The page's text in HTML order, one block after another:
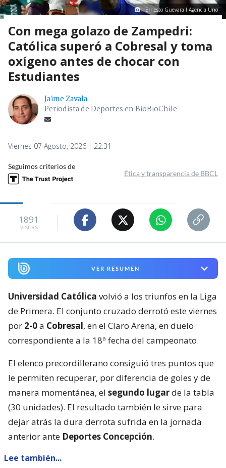
Ernesto Guevara I Agencia Uno
Con mega golazo de Zampedri:
Católica superó a Cobresal y toma
oxígeno antes de chocar con
Estudiantes
Jaime Zavala
Periodista de Deportes en BioBioChile
Viernes 07 Agosto, 2026 | 22:31
Seguimos criterios de
Ética y transparencia de BBCL
1891
visitas
VER RESUMEN
Universidad Católica volvió a los triunfos en la Liga
de Primera. El conjunto cruzado derrotó este viernes
por 2-0a Cobresal, en el Claro Arena, en duelo
correspondiente a la 18ª fecha del campeonato.
El elenco precordillerano consiguió tres puntos que
le permiten recuperar, por diferencia de goles y de
manera momentánea, el segundo lugarde la tabla
(30 unidades). El resultado también le sirve para
dejar atrás la dura derrota sufrida en la jornada
anterior ante Deportes Concepción.
Lee también...